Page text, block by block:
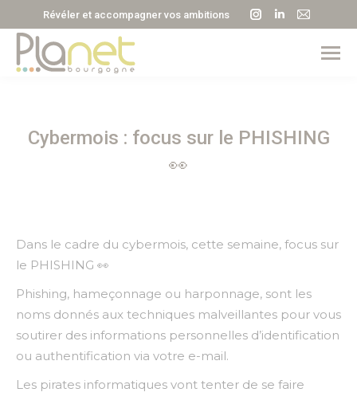
Révéler et accompagner vos ambitions
La
page
Instagram
nouvelle
La
page
LinkedIn
nouvelle
La
page
E-
une
Cybermois : focus sur le PHISHING
👀
Dans le cadre du cybermois, cette semaine, focus sur
le PHISHING 👀
Phishing, hameçonnage ou harponnage, sont les
noms donnés aux techniques malveillantes pour vous
soutirer des informations personnelles d’identification
ou authentification via votre e-mail.
Les pirates informatiques vont tenter de se faire